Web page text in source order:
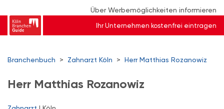
Über Werbemöglichkeiten informieren
Ihr Unternehmen kostenfrei eintragen
Branchenbuch > Zahnarzt Köln > Herr Matthias Rozanowiz
Herr Matthias Rozanowiz